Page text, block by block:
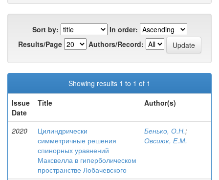
Sort by:
In order:
Results/Page
Authors/Record:
Showing results 1 to 1 of 1
Issue
Date
Title Author(s)
2020
Цилиндрически
симметричные решения
спинорных уравнений
Максвелла в гиперболическом
пространстве Лобачевского
Бенько, О.Н.;
Овсиюк, Е.М.